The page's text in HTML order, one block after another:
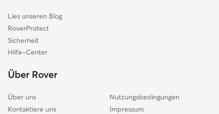
Schondorf am Ammersee
Gilching
Geltendorf
Emmering
Lies unseren Blog
RoverProtect
Sicherheit
Hilfe-Center
Über Rover
Über uns
Kontaktiere uns
Nutzungsbedingungen
Impressum